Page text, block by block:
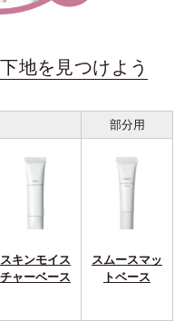
地を見つけよう
部分用
スキンモイス
チャーベース
スムースマッ
トベース